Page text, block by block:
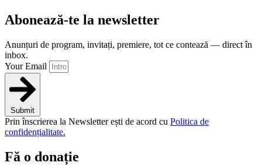
Abonează-te la newsletter
Anunțuri de program, invitați, premiere, tot ce contează — direct în
inbox.
Your Email
Submit
Prin înscrierea la Newsletter ești de acord cu Politica de
confidențialitate.
Fă o donație